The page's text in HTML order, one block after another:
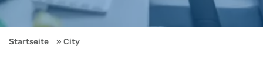
Startseite City